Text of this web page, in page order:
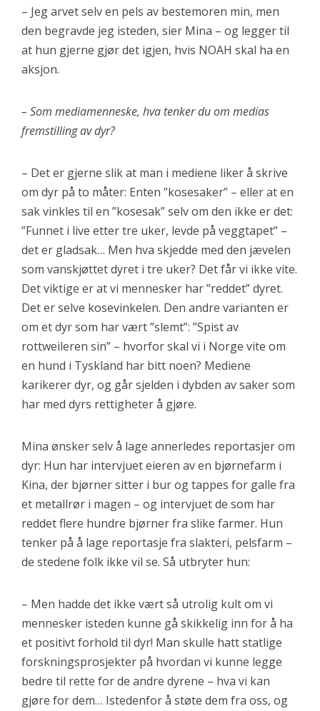
– Jeg arvet selv en pels av bestemoren min, men
den begravde jeg isteden, sier Mina – og legger til
at hun gjerne gjør det igjen, hvis NOAH skal ha en
aksjon.
– Som mediamenneske, hva tenker du om medias
fremstilling av dyr?
– Det er gjerne slik at man i mediene liker å skrive
om dyr på to måter: Enten ”kosesaker” – eller at en
sak vinkles til en ”kosesak” selv om den ikke er det:
”Funnet i live etter tre uker, levde på veggtapet” –
det er gladsak… Men hva skjedde med den jævelen
som vanskjøttet dyret i tre uker? Det får vi ikke vite.
Det viktige er at vi mennesker har ”reddet” dyret.
Det er selve kosevinkelen. Den andre varianten er
om et dyr som har vært ”slemt”: ”Spist av
rottweileren sin” – hvorfor skal vi i Norge vite om
en hund i Tyskland har bitt noen? Mediene
karikerer dyr, og går sjelden i dybden av saker som
har med dyrs rettigheter å gjøre.
Mina ønsker selv å lage annerledes reportasjer om
dyr: Hun har intervjuet eieren av en bjørnefarm i
Kina, der bjørner sitter i bur og tappes for galle fra
et metallrør i magen – og intervjuet de som har
reddet flere hundre bjørner fra slike farmer. Hun
tenker på å lage reportasje fra slakteri, pelsfarm –
de stedene folk ikke vil se. Så utbryter hun:
– Men hadde det ikke vært så utrolig kult om vi
mennesker isteden kunne gå skikkelig inn for å ha
et positivt forhold til dyr! Man skulle hatt statlige
forskningsprosjekter på hvordan vi kunne legge
bedre til rette for de andre dyrene – hva vi kan
gjøre for dem… Istedenfor å støte dem fra oss, og